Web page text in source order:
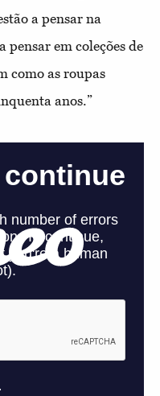
a pensar na
pensar em coleções de
como as roupas
anos.”